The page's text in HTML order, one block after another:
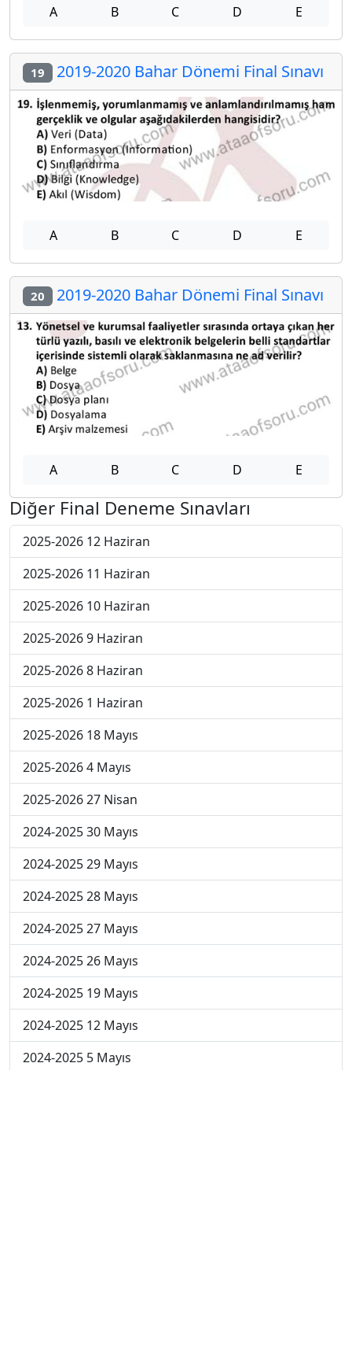
A B C D E
19 2019-2020 Bahar Dönemi Final Sınavı
A B C D E
20 2019-2020 Bahar Dönemi Final Sınavı
A B C D E
Diğer Final Deneme Sınavları
2025-2026 12 Haziran
2025-2026 11 Haziran
2025-2026 10 Haziran
2025-2026 9 Haziran
2025-2026 8 Haziran
2025-2026 1 Haziran
2025-2026 18 Mayıs
2025-2026 4 Mayıs
2025-2026 27 Nisan
2024-2025 30 Mayıs
2024-2025 29 Mayıs
2024-2025 28 Mayıs
2024-2025 27 Mayıs
2024-2025 26 Mayıs
2024-2025 19 Mayıs
2024-2025 12 Mayıs
2024-2025 5 Mayıs